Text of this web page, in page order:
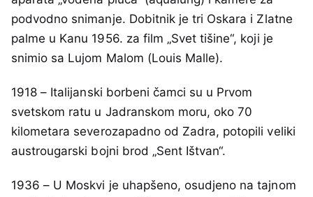
podvodno snimanje. Dobitnik je tri Oskara i Zlatne
palme u Kanu 1956. za film „Svet tišine“, koji je
snimio sa Lujom Malom (Louis Malle).
1918 – Italijanski borbeni čamci su u Prvom
svetskom ratu u Jadranskom moru, oko 70
kilometara severozapadno od Zadra, potopili veliki
austrougarski bojni brod „Sent Ištvan“.
1936 – U Moskvi je uhapšeno, osudjeno na tajnom